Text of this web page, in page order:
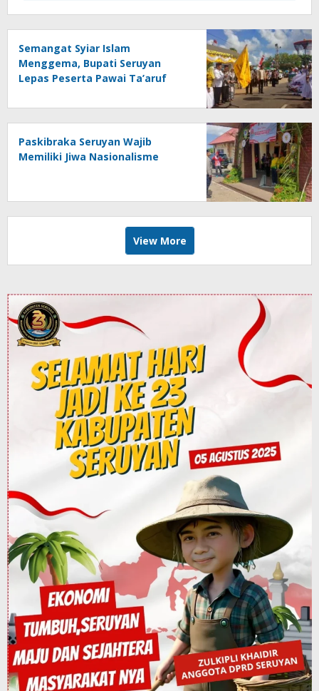
Semangat Syiar Islam
Menggema, Bupati Seruyan
Lepas Peserta Pawai Ta’aruf
Paskibraka Seruyan Wajib
Memiliki Jiwa Nasionalisme
View More